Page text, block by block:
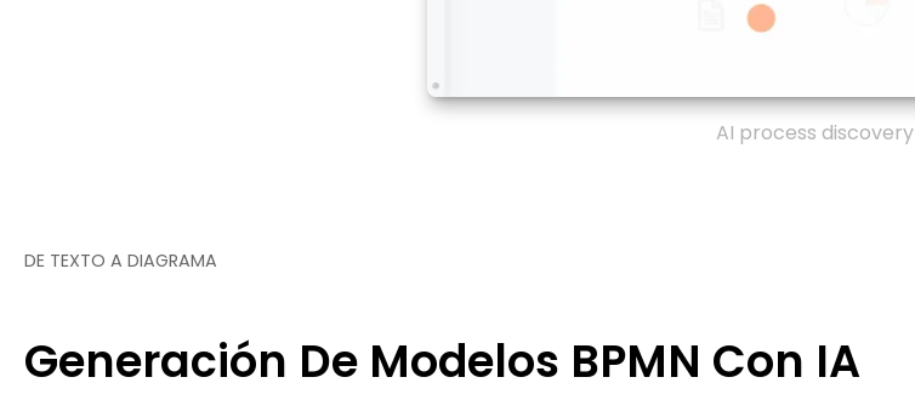
AI process discovery
DE TEXTO A DIAGRAMA
Generación De Modelos BPMN Con IA